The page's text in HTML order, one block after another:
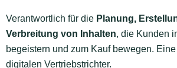
Verantwortlich für die Planung,
Verbreitung von Inhalten, die Kunden
begeistern und zum Kauf bewegen.
digitalen Vertriebstrichter.